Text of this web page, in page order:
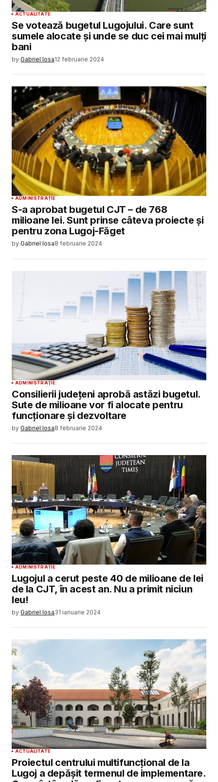
ACTUALITATE
Se votează bugetul Lugojului. Care sunt
sumele alocate și unde se duc cei mai mulți
bani
by Gabriel Iosa12 februarie 2024
ADMINISTRAȚIE
S-a aprobat bugetul CJT – de 768
milioane lei. Sunt prinse câteva proiecte și
pentru zona Lugoj-Făget
by Gabriel Iosa8 februarie 2024
ADMINISTRAȚIE
Consilierii județeni aprobă astăzi bugetul.
Sute de milioane vor fi alocate pentru
funcționare și dezvoltare
by Gabriel Iosa8 februarie 2024
ADMINISTRAȚIE
Lugojul a cerut peste 40 de milioane de lei
de la CJT, în acest an. Nu a primit niciun
leu!
by Gabriel Iosa31 ianuarie 2024
ACTUALITATE
Proiectul centrului multifuncțional de la
Lugoj a depășit termenul de implementare.